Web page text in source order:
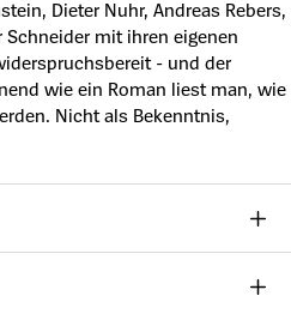
Dieter Nuhr, Andreas Rebers,
mit ihren eigenen
- und der
wie ein Roman liest man, wie
Nicht als Bekenntnis,